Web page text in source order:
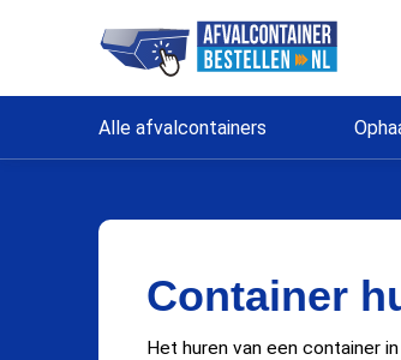
Alle afvalcontainers
Container
Het huren van een container